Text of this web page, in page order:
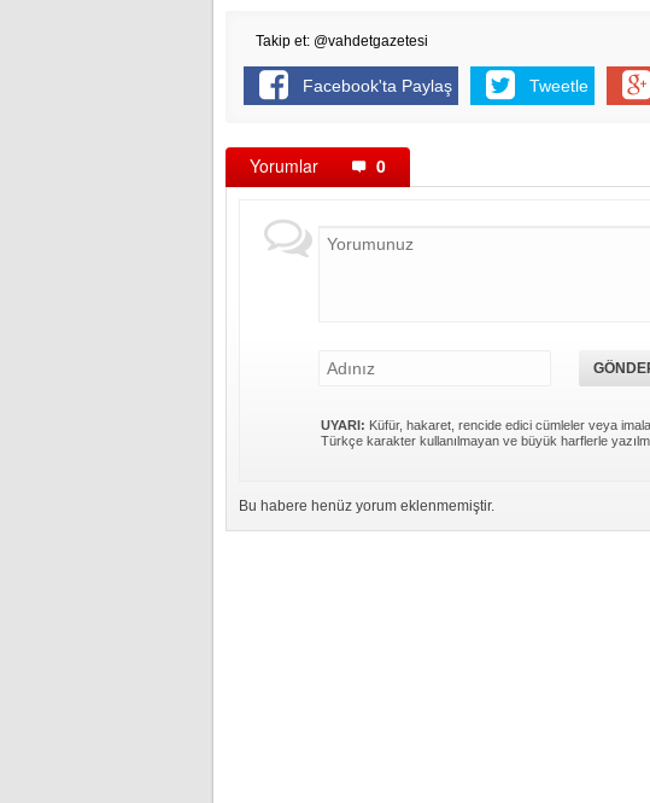
Takip et: @vahdetgazetesi
Facebook'ta Paylaş Tweetle
Yorumlar 0
UYARI: Küfür, hakaret, rencide edici cümleler veya
Türkçe karakter kullanılmayan ve büyük harflerle
Bu habere henüz yorum eklenmemiştir.